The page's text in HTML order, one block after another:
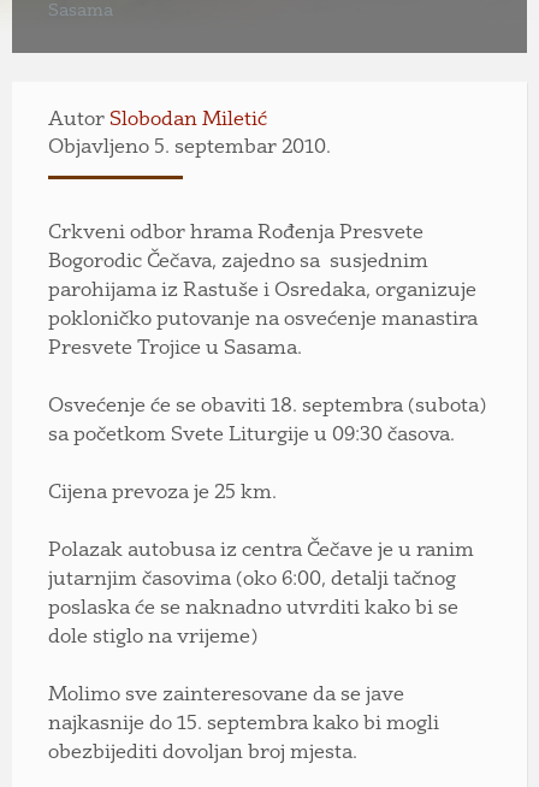
Sasama
Autor Slobodan Miletić
Objavljeno 5. septembar 2010.
Crkveni odbor hrama Rođenja Presvete
Bogorodic Čečava, zajedno sa susjednim
parohijama iz Rastuše i Osredaka, organizuje
pokloničko putovanje na osvećenje manastira
Presvete Trojice u Sasama.
Osvećenje će se obaviti 18. septembra (subota)
sa početkom Svete Liturgije u 09:30 časova.
Cijena prevoza je 25 km.
Polazak autobusa iz centra Čečave je u ranim
jutarnjim časovima (oko 6:00, detalji tačnog
poslaska će se naknadno utvrditi kako bi se
dole stiglo na vrijeme)
Molimo sve zainteresovane da se jave
najkasnije do 15. septembra kako bi mogli
obezbijediti dovoljan broj mjesta.